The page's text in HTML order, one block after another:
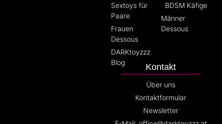
Sextoys für
Paare
Frauen
Dessous
DARKtoyzzz
Blog
BDSM Käfige
Männer
Dessous
Kontakt
Über uns
Kontaktformular
Newsletter